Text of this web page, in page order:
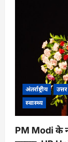
अंतर्राष्ट्रीय
स्वास्थ्य
PM Modi के